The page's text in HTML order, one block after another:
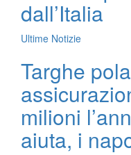
dall’Italia
Ultime Notizie
Targhe
milioni
aiuta, i